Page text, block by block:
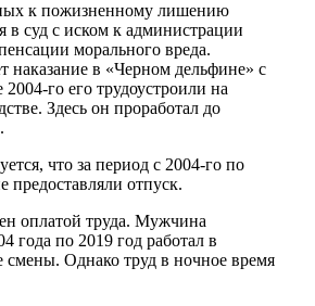
к пожизненному лишению
в суд с иском к администрации
морального вреда.
наказание в «Черном дельфине» с
го его трудоустроили на
Здесь он проработал до
что за период с 2004-го по
предоставляли отпуск.
оплатой труда. Мужчина
года по 2019 год работал в
Однако труд в ночное время